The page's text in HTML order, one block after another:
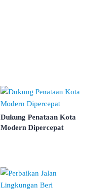
Dukung Penataan Kota
Modern Dipercepat